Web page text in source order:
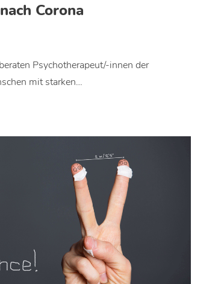
Corona
Psychotherapeut/-innen der
mit starken…